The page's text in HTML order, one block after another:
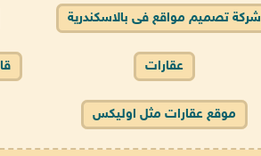
شركة تصميم مواقع فى بالاسكندرية
عقارات
موقع عقارات مثل اوليكس